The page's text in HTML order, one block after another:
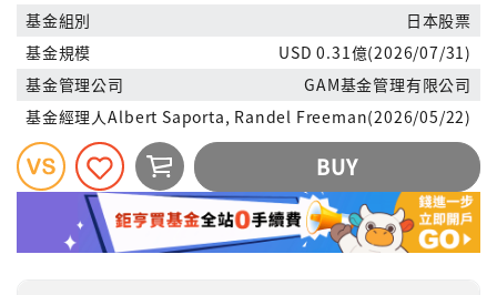
基金組別
日本股票
基金規模
USD 0.31億(2026/07/31)
基金管理公司
GAM基金管理有限公司
基金經理人 Albert Saporta, Randel Freeman(2026/05/22)
BUY